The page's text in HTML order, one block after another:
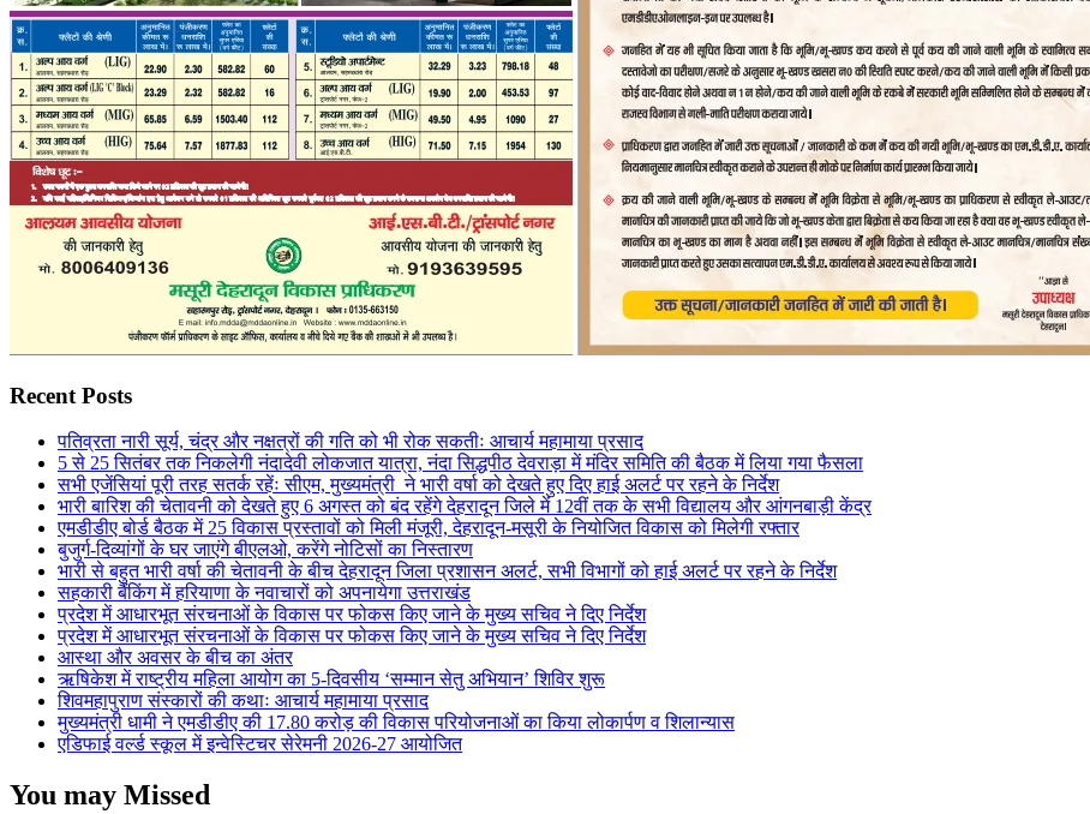
Recent Posts
पतिव्रता नारी सूर्य, चंद्र और नक्षत्रों की गति को भी रोक सकतीः आचार्य महामाया प्रसाद
5 से 25 सितंबर तक निकलेगी नंदादेवी लोकजात यात्रा, नंदा सिद्धपीठ देवराड़ा में मंदिर समिति की बैठक में लिया गया फैसला
सभी एजेंसियां पूरी तरह सतर्क रहेंः सीएम, मुख्यमंत्री ने भारी वर्षा को देखते हुए दिए हाई अलर्ट पर रहने के निर्देश
भारी बारिश की चेतावनी को देखते हुए 6 अगस्त को बंद रहेंगे देहरादून जिले में 12वीं तक के सभी विद्यालय और आंगनबाड़ी केंद्र
एमडीडीए बोर्ड बैठक में 25 विकास प्रस्तावों को मिली मंजूरी, देहरादून-मसूरी के नियोजित विकास को मिलेगी रफ्तार
बुजुर्ग-दिव्यांगों के घर जाएंगे बीएलओ, करेंगे नोटिसों का निस्तारण
भारी से बहुत भारी वर्षा की चेतावनी के बीच देहरादून जिला प्रशासन अलर्ट, सभी विभागों को हाई अलर्ट पर रहने के निर्देश
सहकारी बैंकिंग में हरियाणा के नवाचारों को अपनायेगा उत्तराखंड
प्रदेश में आधारभूत संरचनाओं के विकास पर फोकस किए जाने के मुख्य सचिव ने दिए निर्देश
प्रदेश में आधारभूत संरचनाओं के विकास पर फोकस किए जाने के मुख्य सचिव ने दिए निर्देश
आस्था और अवसर के बीच का अंतर
ऋषिकेश में राष्ट्रीय महिला आयोग का 5-दिवसीय ‘सम्मान सेतु अभियान’ शिविर शुरू
शिवमहापुराण संस्कारों की कथाः आचार्य महामाया प्रसाद
मुख्यमंत्री धामी ने एमडीडीए की 17.80 करोड़ की विकास परियोजनाओं का किया लोकार्पण व शिलान्यास
एडिफाई वर्ल्ड स्कूल में इन्वेस्टिचर सेरेमनी 2026-27 आयोजित
You may Missed